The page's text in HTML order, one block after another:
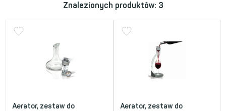
Znalezionych produktów: 3
Aerator, zestaw do
Aerator, zestaw do